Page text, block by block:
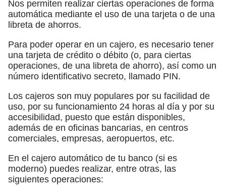
Nos permiten realizar ciertas operaciones de forma
automática mediante el uso de una tarjeta o de una
libreta de ahorros.
Para poder operar en un cajero, es necesario tener
una tarjeta de crédito o débito (o, para ciertas
operaciones, de una libreta de ahorro), así como un
número identificativo secreto, llamado PIN.
Los cajeros son muy populares por su facilidad de
uso, por su funcionamiento 24 horas al día y por su
accesibilidad, puesto que están disponibles,
además de en oficinas bancarias, en centros
comerciales, empresas, aeropuertos, etc.
En el cajero automático de tu banco (si es
moderno) puedes realizar, entre otras, las
siguientes operaciones: